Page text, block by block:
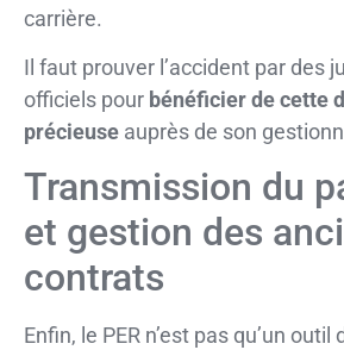
carrière.
Il faut prouver l’accident par des
officiels pour bénéficier de cette
précieuse auprès de son
Transmission du
et gestion des
contrats
Enfin, le PER n’est pas qu’un outil